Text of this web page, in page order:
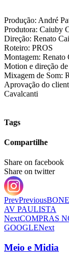
Produção: André
Produtora: Caiuby
Direção: Renato
Roteiro: PROS
Montagem: Renato
Motion e direção
Mixagem de Som:
Aprovação do
Cavalcanti
Tags
Compartilhe
Share on facebook
Share on twitter
PrevPrevious
AV PAULISTA
NextCOMPRAS
GOOGLENext
Meio e Midia